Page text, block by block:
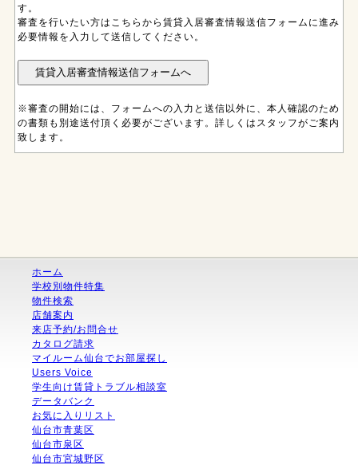
す。
審査を行いたい方はこちらから賃貸入居審査情報送信フォームに進み
必要情報を入力して送信してください。
※審査の開始には、フォームへの入力と送信以外に、本人確認のため
の書類も別途送付頂く必要がございます。詳しくはスタッフがご案内
致します。
ホーム
学校別物件特集
物件検索
店舗案内
来店予約/お問合せ
カタログ請求
マイルーム仙台でお部屋探し
Users Voice
学生向け賃貸トラブル相談室
データバンク
お気に入りリスト
仙台市青葉区
仙台市泉区
仙台市宮城野区